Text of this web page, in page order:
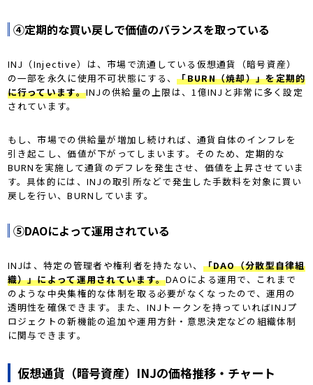
④定期的な買い戻しで価値のバランスを取っている
INJ（Injective）は、市場で流通している仮想通貨（暗号資産）
の一部を永久に使用不可状態にする、「BURN（焼却）」を定期的
に行っています。INJの供給量の上限は、1億INJと非常に多く設定
されています。
もし、市場での供給量が増加し続ければ、通貨自体のインフレを
引き起こし、価値が下がってしまいます。そのため、定期的な
BURNを実施して通貨のデフレを発生させ、価値を上昇させていま
す。具体的には、INJの取引所などで発生した手数料を対象に買い
戻しを行い、BURNしています。
⑤DAOによって運用されている
INJは、特定の管理者や権利者を持たない、 「DAO（分散型自律組
織）」によって運用されています。DAOによる運用で、これまで
のような中央集権的な体制を取る必要がなくなったので、運用の
透明性を確保できます。また、INJトークンを持っていればINJプ
ロジェクトの新機能の追加や運用方針・意思決定などの組織体制
に関与できます。
仮想通貨（暗号資産）INJの価格推移・チャート